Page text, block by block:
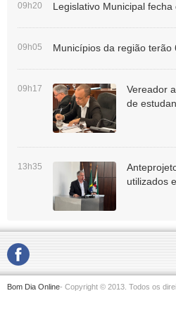
09h20 Legislativo Municipal
09h05 Municípios da região
09h17
Vereador
de
13h35
utilizados
Bom Dia Online- Copyright © 2013. Todos os